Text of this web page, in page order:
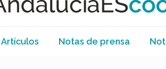
Artículos Notas de prensa